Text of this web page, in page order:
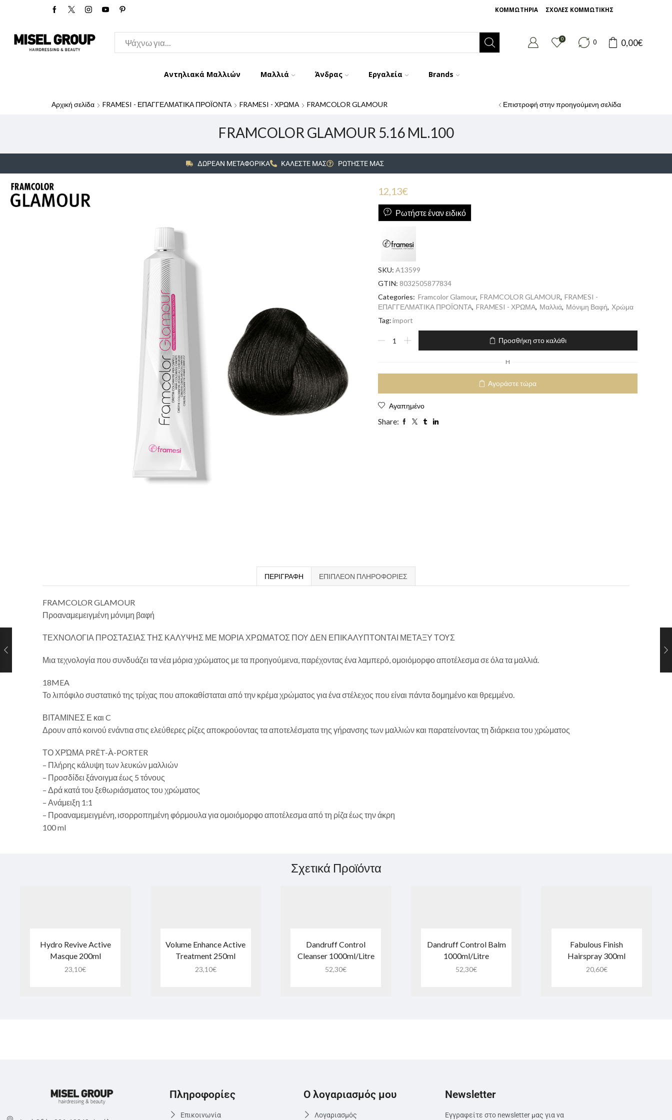
ΚΟΜΜΩΤΗΡΙΑ ΣΧΟΛΕΣ ΚΟΜΜΩΤΙΚΗΣ
0 0 0,00€
Αντηλιακά Μαλλιών Μαλλιά Άνδρας Εργαλεία Brands
Αρχική σελίδα FRAMESI - ΕΠΑΓΓΕΛΜΑΤΙΚΑ ΠΡΟΪΟΝΤΑ FRAMESI - ΧΡΩΜΑ FRAMCOLOR GLAMOUR Επιστροφή στην προηγούμενη σελίδα
FRAMCOLOR GLAMOUR 5.16 ML.100
ΔΩΡΕΑΝ ΜΕΤΑΦΟΡΙΚΑ ΚΑΛΕΣΤΕ ΜΑΣ ΡΩΤΗΣΤΕ ΜΑΣ
12,13€
Ρωτήστε έναν ειδικό
SKU: A13599
GTIN: 8032505877834
Categories: Framcolor Glamour, FRAMCOLOR GLAMOUR, FRAMESI -
ΕΠΑΓΓΕΛΜΑΤΙΚΑ ΠΡΟΪΟΝΤΑ, FRAMESI - ΧΡΩΜΑ, Μαλλιά, Μόνιμη Βαφή, Χρώμα
Tag:import
Προσθήκη στο καλάθι
H
Αγοράστε τώρα
Αγαπημένο
Share:
ΠΕΡΙΓΡΑΦΉ ΕΠΙΠΛΈΟΝ ΠΛΗΡΟΦΟΡΊΕΣ
FRAMCOLOR GLAMOUR
Προαναμεμειγμένη μόνιμη βαφή
ΤΕΧΝΟΛΟΓΙΑ ΠΡΟΣΤΑΣΙΑΣ ΤΗΣ ΚΑΛΥΨΗΣ ΜΕ ΜΟΡΙΑ ΧΡΩΜΑΤΟΣ ΠΟΥ ΔΕΝ ΕΠΙΚΑΛΥΠΤΟΝΤΑΙ ΜΕΤΑΞΥ ΤΟΥΣ
Μια τεχνολογία που συνδυάζει τα νέα μόρια χρώματος με τα προηγούμενα, παρέχοντας ένα λαμπερό, ομοιόμορφο αποτέλεσμα σε όλα τα μαλλιά.
18MEA
Το λιπόφιλο συστατικό της τρίχας που αποκαθίσταται από την κρέμα χρώματος για ένα στέλεχος που είναι πάντα δομημένο και θρεμμένο.
ΒΙΤΑΜΙΝΕΣ Ε και C
Δρουν από κοινού ενάντια στις ελεύθερες ρίζες αποκρούοντας τα αποτελέσματα της γήρανσης των μαλλιών και παρατείνοντας τη διάρκεια του χρώματος
ΤΟ ΧΡΏΜΑ PRÊT-À-PORTER
– Πλήρης κάλυψη των λευκών μαλλιών
– Προσδίδει ξάνοιγμα έως 5 τόνους
– Δρά κατά του ξεθωριάσματος του χρώματος
– Ανάμειξη 1:1
– Προαναμεμειγμένη, ισορροπημένη φόρμουλα για ομοιόμορφο αποτέλεσμα από τη ρίζα έως την άκρη
100 ml
Σχετικά Προϊόντα
Hydro Revive Active
Masque 200ml
23,10€
Volume Enhance Active
Treatment 250ml
23,10€
Dandruff Control
Cleanser 1000ml/Litre
52,30€
Dandruff Control Balm
1000ml/Litre
52,30€
Fabulous Finish
Hairspray 300ml
20,60€
Πληροφορίες
Επικοινωνία
Ο λογαριασμός μου
Λογαριασμός
Newsletter
Εγγραφείτε στο newsletter μας για να